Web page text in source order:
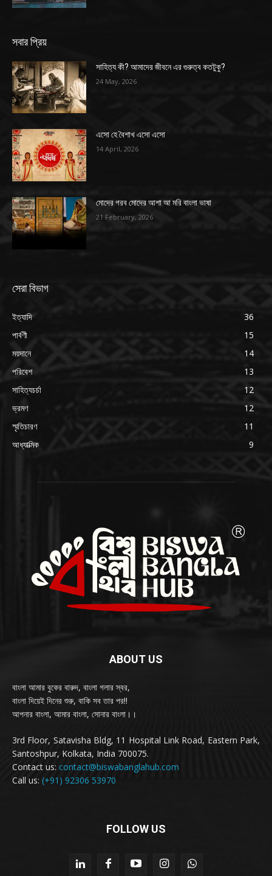
সবার প্রিয়
সাহিত্য কী? আমাদের জীবনে এর গুরুত্ব কতটুকু?
24 May, 2026
এসো হে বৈশাখ এসো এসো
14 April, 2026
মোদের গরব মোদের আশা আ মরি বাংলা ভাষা
21 February, 2026
সেরা বিভাগ
ইত্যাদি
36
পার্বণী
15
ময়দানে
14
পরিবেশ
13
সাহিত্যচর্চা
12
ভ্রমণ
12
স্মৃতিচারণ
11
আধ্যাত্মিক
9
ABOUT US
বাংলা আমার বুকের বারুদ, বাংলা গলার স্বর,
বাংলা দিয়েই দিনের শুরু, বাকি সব তার পর!!
আপনার বাংলা, আমার বাংলা, সোনার বাংলা।।
3rd Floor, Satavisha Bldg, 11 Hospital Link Road, Eastern Park,
Santoshpur, Kolkata, India 700075.
Contact us: contact@biswabanglahub.com
Call us: (+91) 92306 53970
FOLLOW US